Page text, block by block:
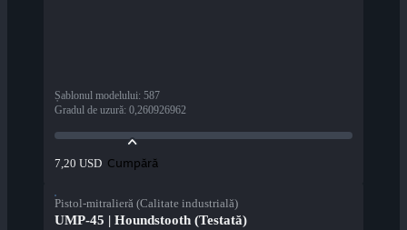
Șablonul modelului: 587
Gradul de uzură: 0,260926962
7,20 USD Cumpără
Pistol-mitralieră (Calitate industrială)
UMP-45 | Houndstooth (Testată)